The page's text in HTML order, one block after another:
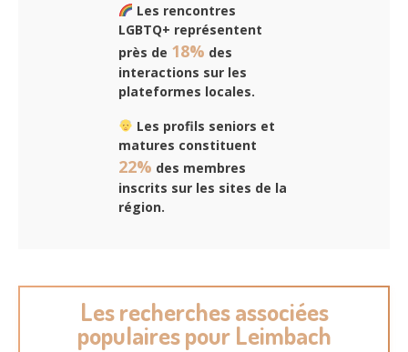
Les rencontres
LGBTQ+ représentent
près de 18% des
interactions sur les
plateformes locales.
Les profils seniors et
matures constituent
22% des membres
inscrits sur les sites de la
région.
Les recherches associées
populaires pour Leimbach